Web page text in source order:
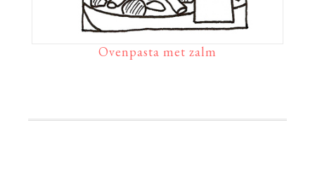
Ovenpasta met zalm